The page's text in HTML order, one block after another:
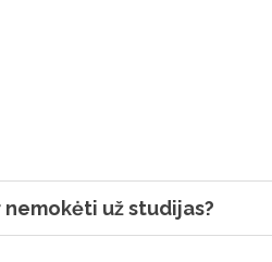
už studijas?